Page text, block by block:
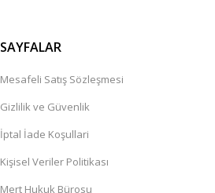
SAYFALAR
Mesafeli Satış Sözleşmesi
Gizlilik ve Güvenlik
İptal İade Koşullari
Kişisel Veriler Politikası
Mert Hukuk Bürosu